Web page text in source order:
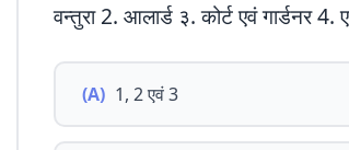
वन्तुरा 2. आलार्ड ३. कोर्ट एवं गार्डनर 4.
(A) 1, 2 एवं 3